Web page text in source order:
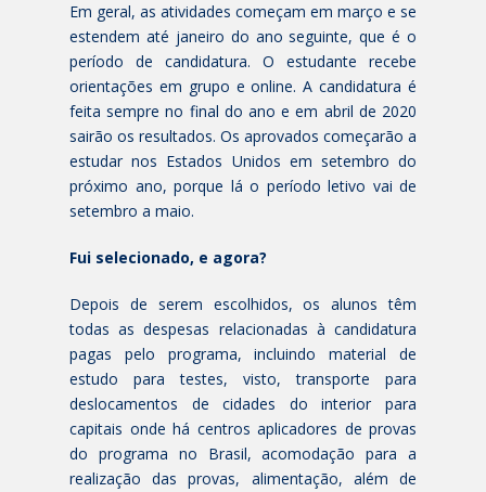
Em geral, as atividades começam em março e se
estendem até janeiro do ano seguinte, que é o
período de candidatura. O estudante recebe
orientações em grupo e online. A candidatura é
feita sempre no final do ano e em abril de 2020
sairão os resultados. Os aprovados começarão a
estudar nos Estados Unidos em setembro do
próximo ano, porque lá o período letivo vai de
setembro a maio.
Fui selecionado, e agora?
Depois de serem escolhidos, os alunos têm
todas as despesas relacionadas à candidatura
pagas pelo programa, incluindo material de
estudo para testes, visto, transporte para
deslocamentos de cidades do interior para
capitais onde há centros aplicadores de provas
do programa no Brasil, acomodação para a
realização das provas, alimentação, além de